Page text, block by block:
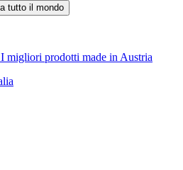
I migliori prodotti made in Austria